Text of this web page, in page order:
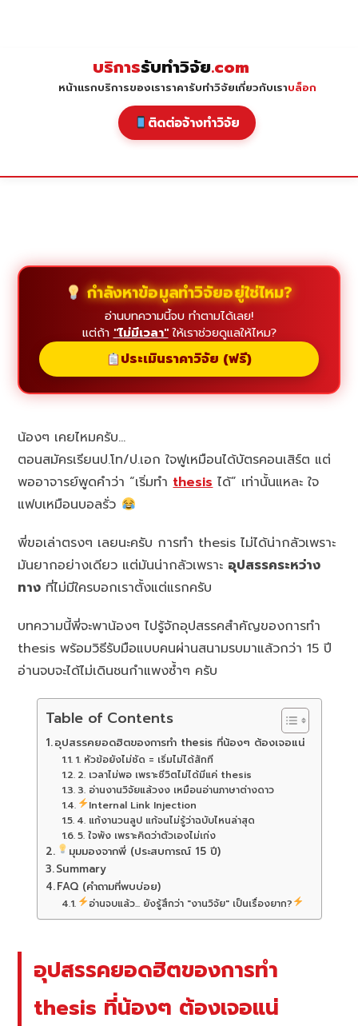
บริการรับทำวิจัย.com
หน้าแรกบริการของเราราคารับทำวิจัยเกี่ยวกับเราบล็อก
ติดต่อจ้างทำวิจัย
กำลังหาข้อมูลทำวิจัยอยู่ใช่ไหม?
อ่านบทความนี้จบ ทำตามได้เลย!
แต่ถ้า "ไม่มีเวลา"ให้เราช่วยดูแลให้ไหม?
ประเมินราคาวิจัย (ฟรี)
น้องๆ เคยไหมครับ…
ตอนสมัครเรียนป.โท/ป.เอก ใจฟูเหมือนได้บัตรคอนเสิร์ต แต่
พออาจารย์พูดคำว่า “เริ่มทำthesisได้” เท่านั้นแหละ ใจ
แฟบเหมือนบอลรั่ว
พี่ขอเล่าตรงๆ เลยนะครับ การทำ thesis ไม่ได้น่ากลัวเพราะ
มันยากอย่างเดียว แต่มันน่ากลัวเพราะ อุปสรรคระหว่าง
ทาง ที่ไม่มีใครบอกเราตั้งแต่แรกครับ
บทความนี้พี่จะพาน้องๆ ไปรู้จักอุปสรรคสำคัญของการทำ
thesis พร้อมวิธีรับมือแบบคนผ่านสนามรบมาแล้วกว่า 15 ปี
อ่านจบจะได้ไม่เดินชนกำแพงซ้ำๆ ครับ
Table of Contents
อุปสรรคยอดฮิตของการทำ thesis ที่น้องๆ ต้องเจอแน่
1. หัวข้อยังไม่ชัด = เริ่มไม่ได้สักที
2. เวลาไม่พอ เพราะชีวิตไม่ได้มีแค่ thesis
3. อ่านงานวิจัยแล้วงง เหมือนอ่านภาษาต่างดาว
Internal Link Injection
4. แก้งานวนลูป แก้จนไม่รู้ว่าฉบับไหนล่าสุด
5. ใจพัง เพราะคิดว่าตัวเองไม่เก่ง
มุมมองจากพี่ (ประสบการณ์ 15 ปี)
Summary
FAQ (คำถามที่พบบ่อย)
อ่านจบแล้ว... ยังรู้สึกว่า "งานวิจัย" เป็นเรื่องยาก?
อุปสรรคยอดฮิตของการทำ
thesis ที่น้องๆ ต้องเจอแน่